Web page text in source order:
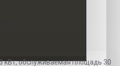
кВт, обслуживаемая площадь 30